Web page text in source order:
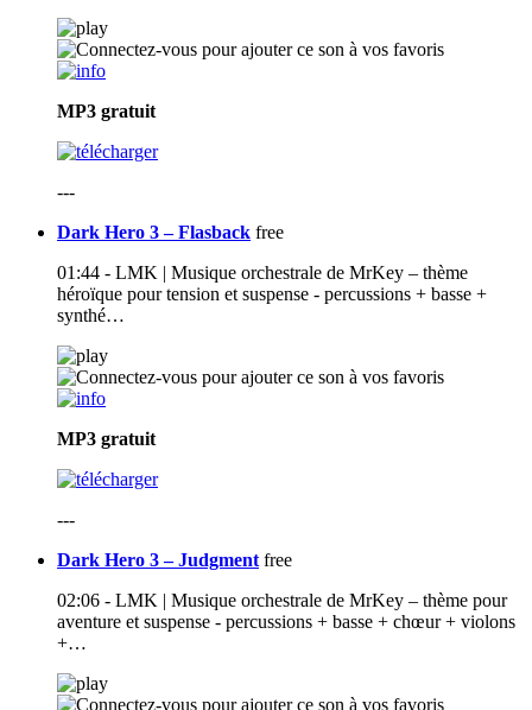
MP3 gratuit
---
Dark Hero 3 – Flasback free
01:44 - LMK | Musique orchestrale de MrKey – thème
héroïque pour tension et suspense - percussions + basse +
synthé…
MP3 gratuit
---
Dark Hero 3 – Judgment free
02:06 - LMK | Musique orchestrale de MrKey – thème pour
aventure et suspense - percussions + basse + chœur + violons
+…